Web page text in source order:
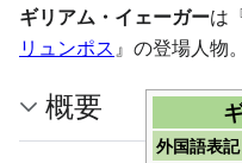
ギリアム・イェーガーは
リュンポス 』の登場人物。
外国語表記
概要